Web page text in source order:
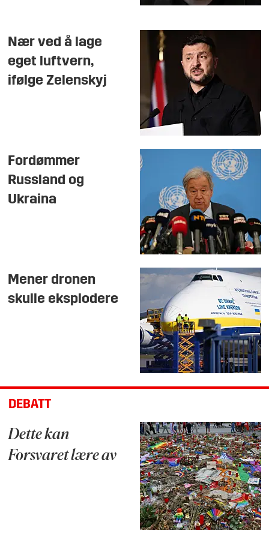
Nær ved å lage
eget luftvern,
ifølge Zelenskyj
Fordømmer
Russland og
Ukraina
Mener dronen
skulle eksplodere
DEBATT
Dette kan
Forsvaret lære av